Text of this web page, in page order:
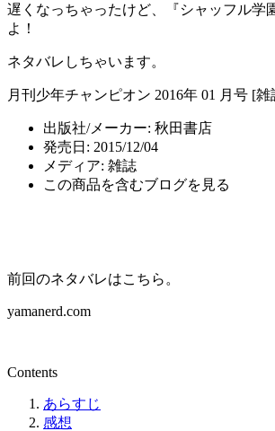
遅くなっちゃったけど、『シャッフル学
よ！
ネタバレしちゃいます。
月刊少年チャンピオン 2016年 01 月号 [雑
出版社/メーカー: 秋田書店
発売日: 2015/12/04
メディア: 雑誌
この商品を含むブログを見る
前回のネタバレはこちら。
yamanerd.com
Contents
あらすじ
感想